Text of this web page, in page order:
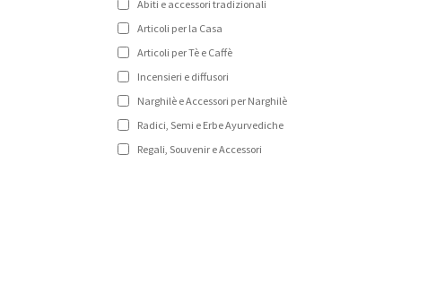
Abiti e accessori tradizionali
Articoli per la Casa
Articoli per Tè e Caffè
Incensieri e diffusori
Narghilè e Accessori per Narghilè
Radici, Semi e Erbe Ayurvediche
Regali, Souvenir e Accessori